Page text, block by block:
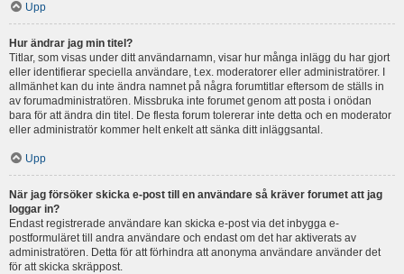
Upp
Hur ändrar jag min titel?
Titlar, som visas under ditt användarnamn, visar hur många inlägg du har gjort
eller identifierar speciella användare, t.ex. moderatorer eller administratörer. I
allmänhet kan du inte ändra namnet på några forumtitlar eftersom de ställs in
av forumadministratören. Missbruka inte forumet genom att posta i onödan
bara för att ändra din titel. De flesta forum tolererar inte detta och en moderator
eller administratör kommer helt enkelt att sänka ditt inläggsantal.
Upp
När jag försöker skicka e-post till en användare så kräver forumet att jag
loggar in?
Endast registrerade användare kan skicka e-post via det inbygga e-
postformuläret till andra användare och endast om det har aktiverats av
administratören. Detta för att förhindra att anonyma användare använder det
för att skicka skräppost.